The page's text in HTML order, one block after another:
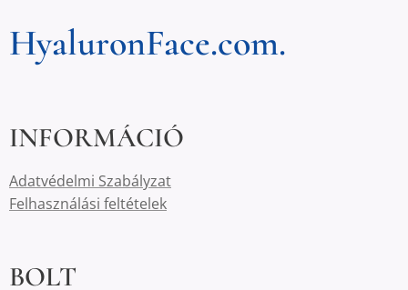
HyaluronFace.com.
INFORMÁCIÓ
Adatvédelmi Szabályzat
Felhasználási feltételek
BOLT